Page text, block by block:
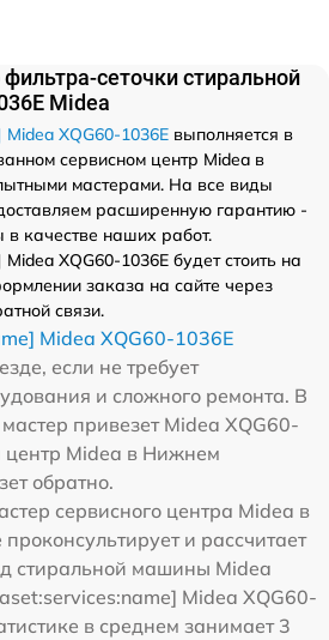
сеточки стиральной
Midea
XQG60-1036E выполняется в
сервисном центр Midea в
мастерами. На все виды
расширенную гарантию -
качестве наших работ.
XQG60-1036E будет стоить на
заказа на сайте через
связи.
Midea XQG60-1036E
если не требует
и сложного ремонта. В
привезет Midea XQG60-
центр Midea в Нижнем
обратно.
сервисного центра Midea в
и рассчитает
стиральной машины Midea
Midea XQG60-
в среднем занимает 3